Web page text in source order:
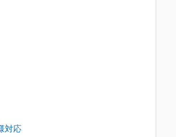
対応